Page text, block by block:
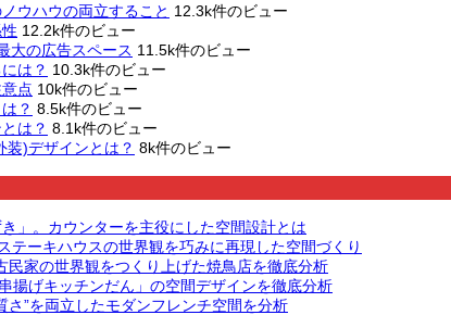
ウハウの両立すること 12.3k件のビュー
12.2k件のビュー
大の広告スペース 11.5k件のビュー
は？ 10.3k件のビュー
点 10k件のビュー
？ 8.5k件のビュー
は？ 8.1k件のビュー
)デザインとは？ 8k件のビュー
」。カウンターを主役にした空間設計とは
テーキハウスの世界観を巧みに再現した空間づくり
民家の世界観をつくり上げた焼鳥店を徹底分析
揚げキッチンだん」の空間デザインを徹底分析
さ”を両立したモダンフレンチ空間を分析